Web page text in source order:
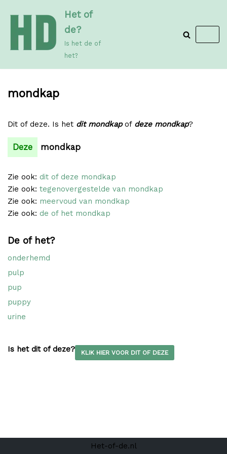
de
inhoud
Het of
de?
Is het de of
het?
mondkap
Dit of deze. Is het dit mondkapof deze mondkap?
Deze mondkap
Zie ook: dit of deze mondkap
Zie ook: tegenovergestelde van mondkap
Zie ook: meervoud van mondkap
Zie ook: de of het mondkap
De of het?
onderhemd
pulp
pup
puppy
urine
Is het dit of deze? KLIK HIER VOOR DIT OF DEZE
Het-of-de.nl